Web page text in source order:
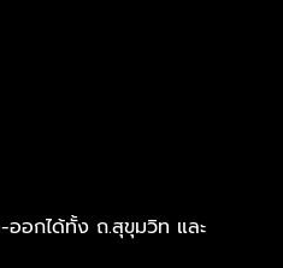
อกได้ทั้ง ถ.สุขุมวิท และ
อกได้ทั้ง ถ.สุขุมวิท และ